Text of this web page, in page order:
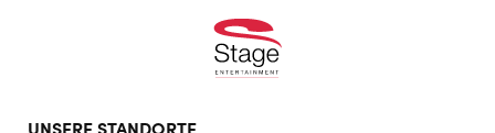
UNSERE STANDORTE